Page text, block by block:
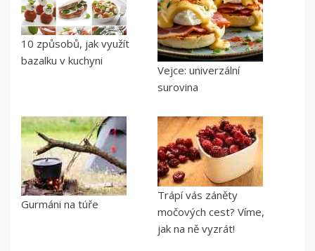
10 způsobů, jak využít
bazalku v kuchyni
Vejce: univerzální
surovina
Gurmáni na túře
Trápí vás záněty
močových cest? Víme,
jak na ně vyzrát!